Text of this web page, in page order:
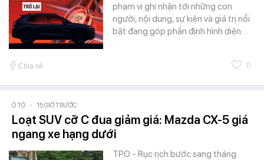
phạm vi ghi nhận tới những con
người, nội dung, sự kiện và giá trị nổi
bật đang góp phần định hình diện…
Chia sẻ 0
Ô TÔ - 15 GIỜ TRƯỚC
Loạt SUV cỡ C đua giảm giá: Mazda CX-5 giá
ngang xe hạng dưới
TPO - Rục rịch bước sang tháng